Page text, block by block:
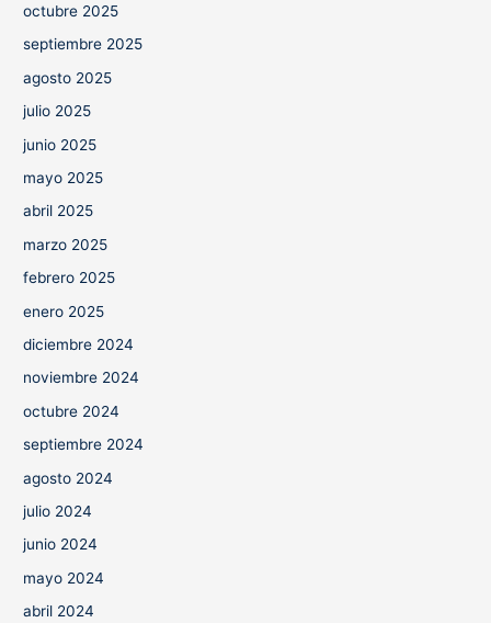
octubre 2025
septiembre 2025
agosto 2025
julio 2025
junio 2025
mayo 2025
abril 2025
marzo 2025
febrero 2025
enero 2025
diciembre 2024
noviembre 2024
octubre 2024
septiembre 2024
agosto 2024
julio 2024
junio 2024
mayo 2024
abril 2024